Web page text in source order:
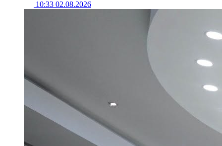
10:33 02.08.2026